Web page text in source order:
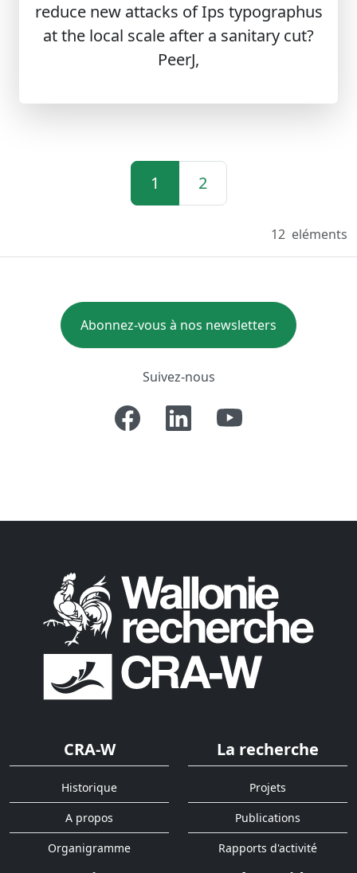
reduce new attacks of Ips typographus
at the local scale after a sanitary cut?
PeerJ,
1 2
12 eléments
Abonnez-vous à nos newsletters
Suivez-nous
CRA-W
Historique
A propos
Organigramme
La recherche
Projets
Publications
Rapports d'activité